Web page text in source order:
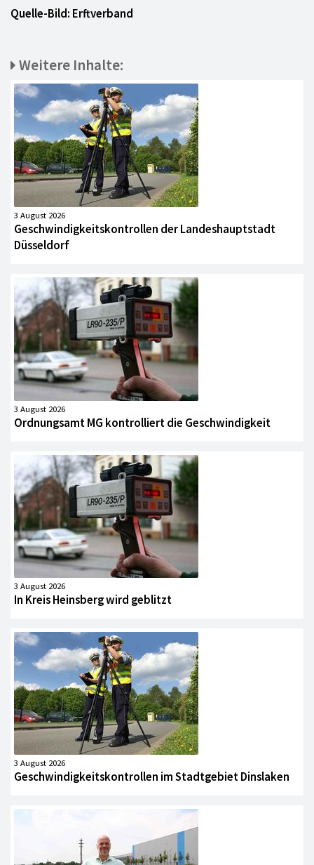
Quelle-Bild: Erftverband
Weitere Inhalte:
3 August 2026
Geschwindigkeitskontrollen der Landeshauptstadt
Düsseldorf
3 August 2026
Ordnungsamt MG kontrolliert die Geschwindigkeit
3 August 2026
In Kreis Heinsberg wird geblitzt
3 August 2026
Geschwindigkeitskontrollen im Stadtgebiet Dinslaken